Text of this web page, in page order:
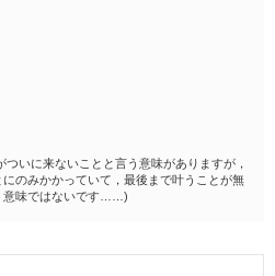
いに来ないことと言う意味がありますが，
のみかかっていて，最後まで叶うことが無
意味ではないです……)